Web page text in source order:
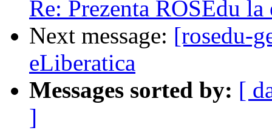
Re: Prezenta ROSEdu
Next message: [rosedu-
eLiberatica
Messages sorted by: [
]